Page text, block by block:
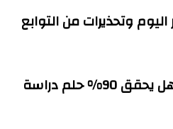
وتحذيرات من التوابع
تنسيق الجامعات 2026.. هل يحقق 90% حلم دراسة